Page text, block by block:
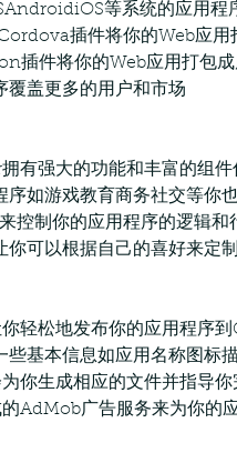
等系统的应用程
插件将你的Web应用
插件将你的Web应用打包
覆盖更多的用户和市场
有强大的功能和丰富的组件
序如游戏教育商务社交等你
控制你的应用程序的逻辑
你可以根据自己的喜好来定
轻松地发布你的应用程序
些基本信息如应用名称图标
你生成相应的文件并指导你
AdMob广告服务来为你的